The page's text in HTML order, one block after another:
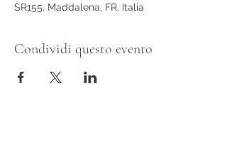
SR155, Maddalena, FR, Italia
Condividi questo evento